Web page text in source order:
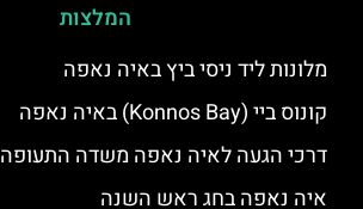
המלצות
מלונות ליד ניסי ביץ באיה נאפה
קונוס ביי (Konnos Bay) באיה נאפה
דרכי הגעה לאיה נאפה משדה התעופה
איה נאפה בחג ראש השנה